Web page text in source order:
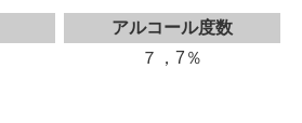
アルコール度数
７，7％